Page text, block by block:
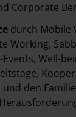
Corporate
durch Mobile
Working,
Well-
den